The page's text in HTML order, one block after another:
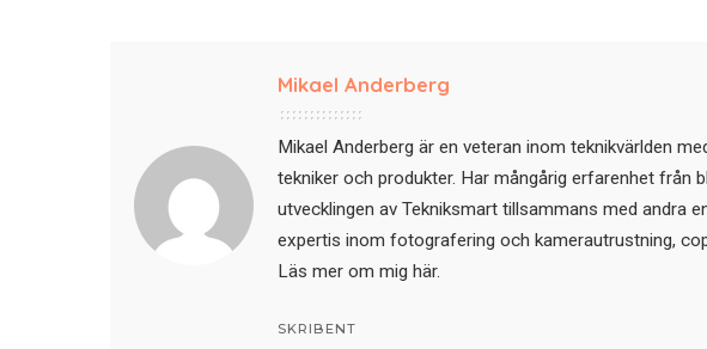
Mikael Anderberg
Mikael Anderberg är en veteran inom teknikvärlden
tekniker och produkter. Har mångårig erfarenhet från
utvecklingen av Tekniksmart tillsammans med andra
expertis inom fotografering och kamerautrustning,
Läs mer om mig här.
SKRIBENT